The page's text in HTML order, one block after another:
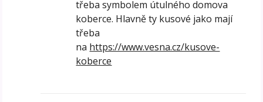
třeba symbolem útulného domova
koberce. Hlavně ty kusové jako mají
třeba
na https://www.vesna.cz/kusove-
koberce